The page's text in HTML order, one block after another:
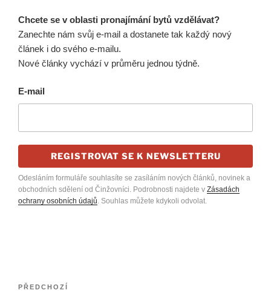
Chcete se v oblasti pronajímání bytů vzdělávat?
Zanechte nám svůj e-mail a dostanete tak každý nový
článek i do svého e-mailu.
Nové články vychází v průměru jednou týdně.
E-mail
REGISTROVAT SE K NEWSLETTERU
Odesláním formuláře souhlasíte se zasíláním nových článků, novinek a
obchodních sdělení od Činžovníci. Podrobnosti najdete v Zásadách
ochrany osobních údajů. Souhlas můžete kdykoli odvolat.
Navigace
Předchozí
PŘEDCHOZÍ